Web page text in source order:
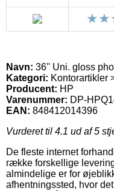
Navn: 36'' Uni. gloss
Kategori: Kontorartikler
Producent: HP
Varenummer: DP-
EAN: 848412014396
Vurderet til 4.1 ud af 5
De fleste internet
række forskellige
almindelige er for
afhentningssted, hvor